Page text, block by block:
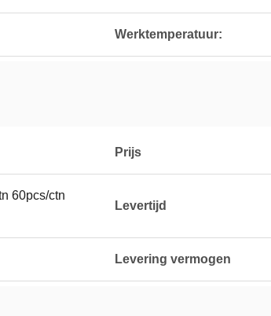
Werktemperatuur:
Prijs
60pcs/ctn
Levertijd
Levering vermogen